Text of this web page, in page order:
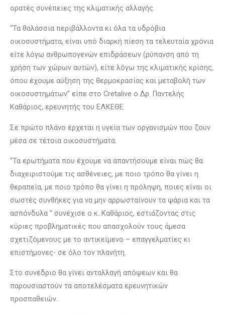
ορατές συνέπειες της κλιματικής αλλαγής.
“Τα θαλάσσια περιβάλλοντα κι όλα τα υδρόβια
οικοσυστήματα, είναι υπό διαρκή πίεση τα τελευταία χρόνια
είτε λόγω ανθρωπογενών επιδράσεων (ρύπανση από τη
χρήση των χώρων αυτών), είτε λόγω της κλιματικής κρίσης,
όπου έχουμε αύξηση της θερμοκρασίας και μεταβολή των
οικοσυστημάτων” είπε στο Cretalive ο Δρ. Παντελής
Καθάριος, ερευνητής του ΕΛΚΕΘΕ.
Σε πρώτο πλάνο έρχεται η υγεία των οργανισμών που ζουν
μέσα σε τέτοια οικοσυστήματα.
“Τα ερωτήματα που έχουμε να απαντήσουμε είναι πώς θα
διαχειριστούμε τις ασθένειες, με ποιο τρόπο θα γίνει η
θεραπεία, με ποιο τρόπο θα γίνει η πρόληψη, ποιες είναι οι
σωστές συνθήκες για να μην αρρωσταίνουν τα ψάρια και τα
ασπόνδυλα “ συνέχισε ο κ. Καθάριος, εστιάζοντας στις
κύριες προβληματικές που απασχολούν τους άμεσα
σχετιζόμενους με το αντικείμενο – επαγγελματίες κι
επιστήμονες- σε όλο τον πλανήτη.
Στο συνέδριο θα γίνει ανταλλαγή απόψεων και θα
παρουσιαστούν τα αποτελέσματα ερευνητικών
προσπαθειών.